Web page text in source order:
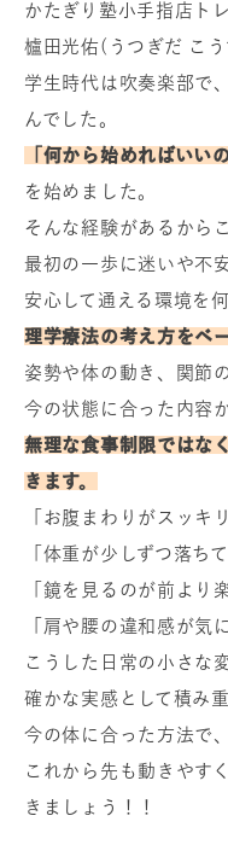
かたぎり塾小手指店ト
櫨田光佑(うつぎだ こ
学生時代は吹奏楽部で
んでした。
「何から始めればいい
を始めました。
そんな経験があるから
最初の一歩に迷いや不
安心して通える環境を
理学療法の考え方をベ
姿勢や体の動き、関節
今の状態に合った内容
無理な食事制限ではな
きます。
「お腹まわりがスッキ
「体重が少しずつ落ち
「鏡を見るのが前より
「肩や腰の違和感が気
こうした日常の小さな
確かな実感として積み
今の体に合った方法で、
これから先も動きやす
きましょう！！